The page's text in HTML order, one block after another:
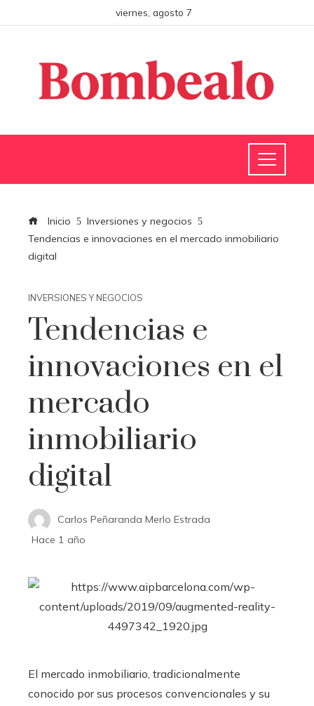
viernes, agosto 7
Inicio
Inversiones y negocios
Tendencias e innovaciones en el mercado inmobiliario
digital
INVERSIONES Y NEGOCIOS
Tendencias e
innovaciones en el
mercado
inmobiliario
digital
Carlos Peñaranda Merlo Estrada
Hace 1 año
El mercado inmobiliario, tradicionalmente
conocido por sus procesos convencionales y su